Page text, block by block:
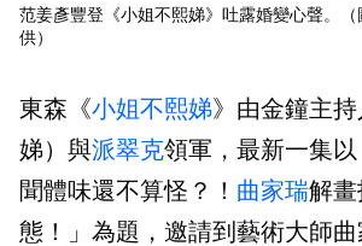
范姜彥豐登《小姐不熙娣》吐露婚變心聲。
供）
東森《小姐不熙娣》由金鐘主持
娣）與派翠克領軍，最新一集
聞體味還不算怪？！ 曲家瑞解
態！」為題，邀請到藝術大師